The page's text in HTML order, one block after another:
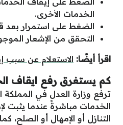
الخدمات الأخرى.
الضغط على استمرار بعد
التحقق من الإشعار
اقرأ أيضًا: الاستعلام عن سبب
كم يستغرق رفع ايقاف
ترفع وزارة العدل في المملكة
الخدمات مباشرةً عندما يثبت
التنازل أو الإمهال أو الصلح،